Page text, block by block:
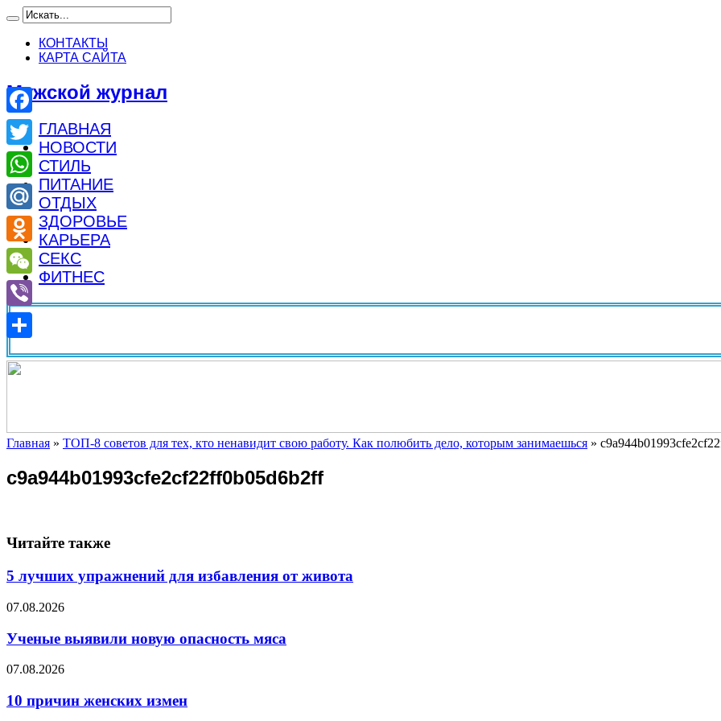
КОНТАКТЫ
КАРТА САЙТА
Мужской журнал
ГЛАВНАЯ
НОВОСТИ
СТИЛЬ
ПИТАНИЕ
ОТДЫХ
ЗДОРОВЬЕ
КАРЬЕРА
СЕКС
ФИТНЕС
Главная » ТОП-8 советов для тех, кто ненавидит свою работу. Как полюбить дело, которым занимаешься »
c9a944b01993cfe2cf22ff0b05d6b2ff
Читайте также
5 лучших упражнений для избавления от живота
07.08.2026
Ученые выявили новую опасность мяса
07.08.2026
10 причин женских измен
Facebook
Twitter
WhatsApp
Mail.Ru
Odnoklassniki
WeChat
Viber
Отправить